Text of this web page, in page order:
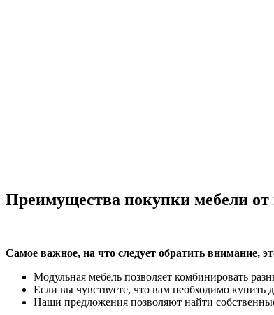
Преимущества покупки мебели от
Самое важное, на что следует обратить внимание,
Модульная мебель позволяет комбинировать
Если вы чувствуете, что вам необходимо купить
Наши предложения позволяют найти